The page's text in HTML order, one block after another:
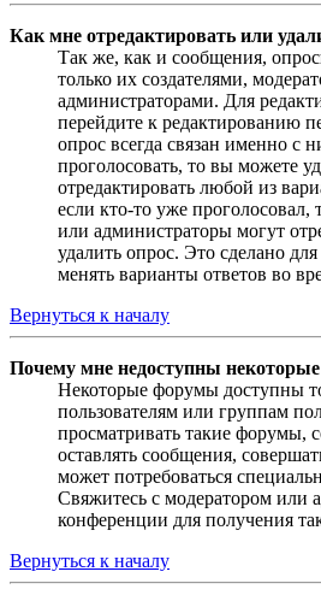
Как мне отредактировать или
Так же, как и сообщения,
только их создателями,
администраторами. Для
перейдите к редактированию
опрос всегда связан именно с
проголосовать, то вы можете
отредактировать любой из
если кто-то уже проголосовал,
или администраторы могут
удалить опрос. Это сделано
менять варианты ответов во
Вернуться к началу
Почему мне недоступны
Некоторые форумы доступны
пользователям или группам
просматривать такие форумы,
оставлять сообщения,
может потребоваться
Свяжитесь с модератором или
конференции для получения
Вернуться к началу